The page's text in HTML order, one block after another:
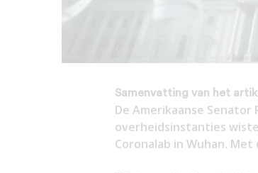
Samenvatting van het
De Amerikaanse Senator
overheidsinstanties
Coronalab in Wuhan.